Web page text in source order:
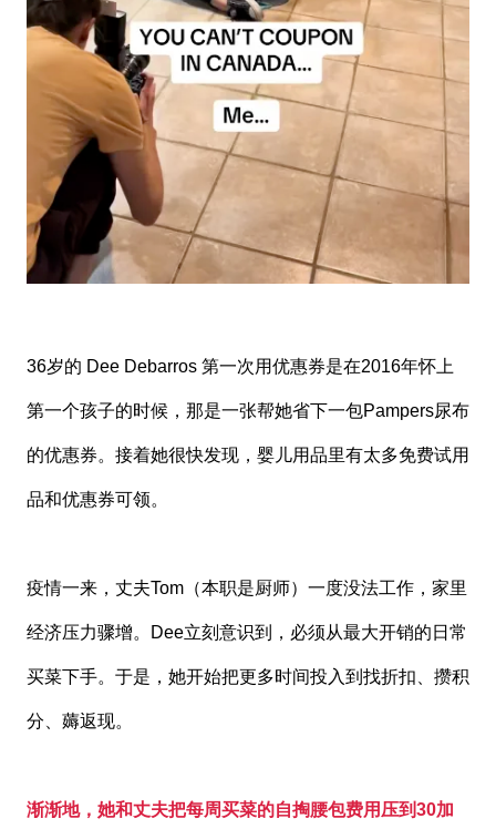
36岁的 Dee Debarros 第一次用优惠券是在2016年怀上
第一个孩子的时候，那是一张帮她省下一包Pampers尿布
的优惠券。接着她很快发现，婴儿用品里有太多免费试用
品和优惠券可领。
疫情一来，丈夫Tom（本职是厨师）一度没法工作，家里
经济压力骤增。Dee立刻意识到，必须从最大开销的日常
买菜下手。于是，她开始把更多时间投入到找折扣、攒积
分、薅返现。
渐渐地，她和丈夫把每周买菜的自掏腰包费用压到30加